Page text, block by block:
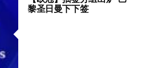
黎圣日曼下下签